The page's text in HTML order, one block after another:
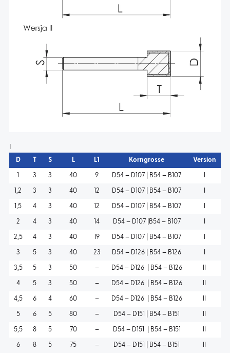
D S L L1 Korngrosse Version
3 3 40 9 D54 – D107 | B54 – B107
1,2 3 3 40 12 D54 – D107 | B54 – B107
1,5 4 3 40 12 D54 – D107 | B54 – B107
2 4 3 40 14 D54 – D107 |B54 – B107
2,5 4 3 40 19 D54 – D107 | B54 – B107
3 5 3 40 23 D54 – D126 | B54 – B126
3,5 5 3 50 – D54 – D126 | B54 – B126
4 5 3 50 – D54 – D126 | B54 – B126
4,5 6 4 60 – D54 – D126 | B54 – B126
5 6 5 80 – D54 – D151 | B54 – B151
5,5 8 5 70 – D54 – D151 | B54 – B151
6 8 5 75 – D54 – D151 | B54 – B151